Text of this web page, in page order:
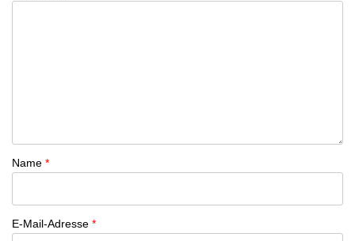
Name *
E-Mail-Adresse *